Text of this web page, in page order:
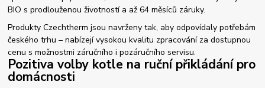
BIO s prodlouženou životností a až 64 měsíců záruky.
Produkty Czechtherm jsou navrženy tak, aby odpovídaly potřebám
českého trhu – nabízejí vysokou kvalitu zpracování za dostupnou
cenu s možnostmi záručního i pozáručního servisu.
Pozitiva volby kotle na ruční přikládání pro
domácnosti